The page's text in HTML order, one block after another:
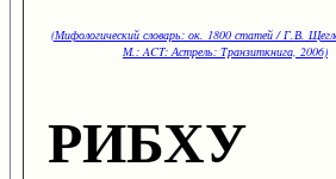
(Мифологический словарь: ок. 1800 статей / Г.В.
М.: ACT: Астрель: Транзиткнига, 2006)
РИБХУ